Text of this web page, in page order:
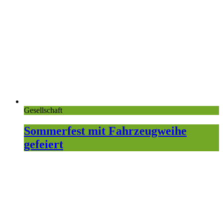
Gesellschaft
Sommerfest mit Fahrzeugweihe
gefeiert